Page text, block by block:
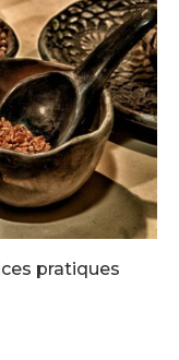
pratiques